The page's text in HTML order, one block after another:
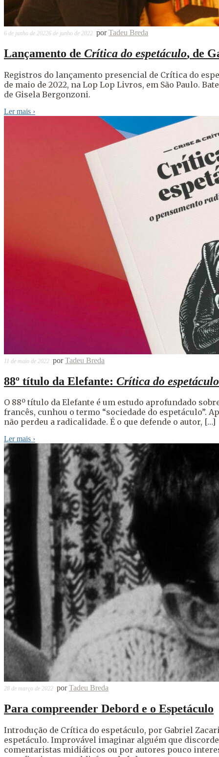
6 de junho de 20226 de junho de 2022 porTadeu Breda
Lançamento de Crítica do espetáculo, de
Registros do lançamento presencial de Crítica do
de maio de 2022, na Lop Lop Livros, em São Paulo.
de Gisela Bergonzoni.
Ler mais ›
11 de maio de 2022 porTadeu Breda
88º título da Elefante: Crítica do espetáculo
O 88º título da Elefante é um estudo aprofundado
francês, cunhou o termo “sociedade do espetáculo”.
não perdeu a radicalidade. É o que defende o autor, […]
Ler mais ›
28 de março de 2022 porTadeu Breda
Para compreender Debord e o Espetáculo
Introdução de Crítica do espetáculo, por Gabriel
espetáculo. Improvável imaginar alguém que
comentaristas midiáticos ou por autores pouco